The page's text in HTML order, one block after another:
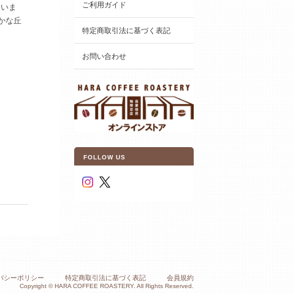
ま
な丘
ご利用ガイド
特定商取引法に基づく表記
お問い合わせ
FOLLOW US
シーポリシー 特定商取引法に基づく表記 会員規約
Copyright © HARA COFFEE ROASTERY. All Rights Reserved.